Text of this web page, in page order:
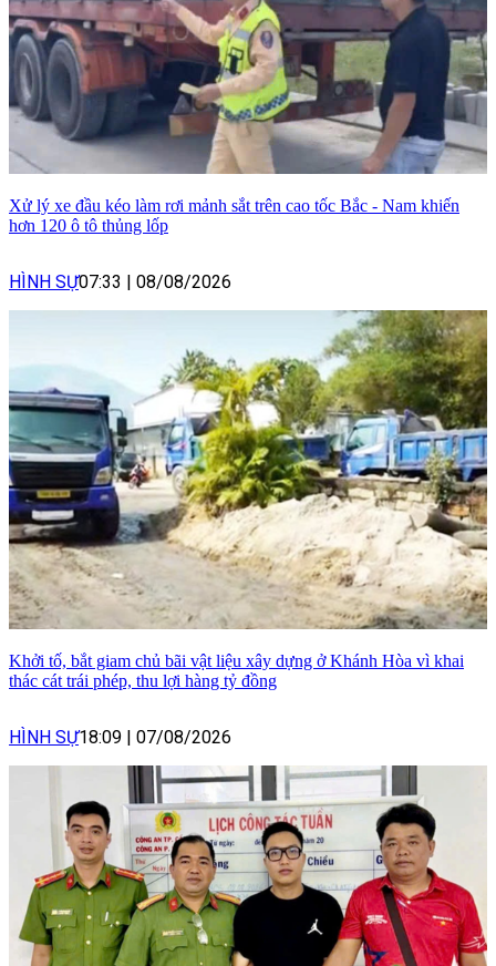
Xử lý xe đầu kéo làm rơi mảnh sắt trên cao tốc Bắc - Nam khiến
hơn 120 ô tô thủng lốp
HÌNH SỰ07:33 08/08/2026
Khởi tố, bắt giam chủ bãi vật liệu xây dựng ở Khánh Hòa vì khai
thác cát trái phép, thu lợi hàng tỷ đồng
HÌNH SỰ18:09 07/08/2026